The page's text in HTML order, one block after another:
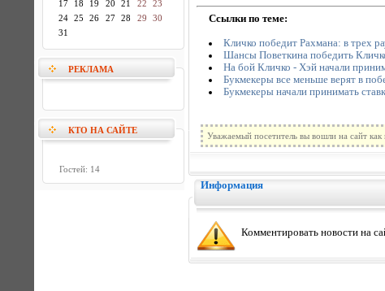
17
18 19 20 21 22
23
24
25 26 27 28 29
30
31
РЕКЛАМА
КТО НА САЙТЕ
Гостей: 14
Ссылки по теме:
Кличко победит Рахмана: в трех
Шансы Поветкина победить
На бой Кличко - Хэй начали
Букмекеры все меньше верят в
Букмекеры начали принимать
Уважаемый посетитель вы вошли на сайт
Информация
Комментировать новости на